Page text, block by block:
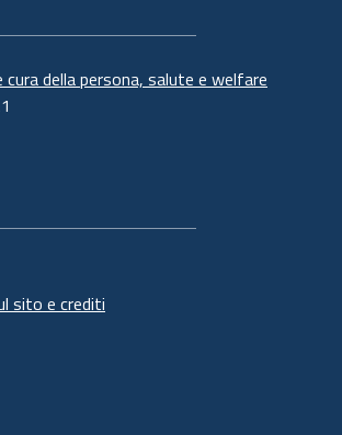
cura della persona, salute e welfare
sito e crediti